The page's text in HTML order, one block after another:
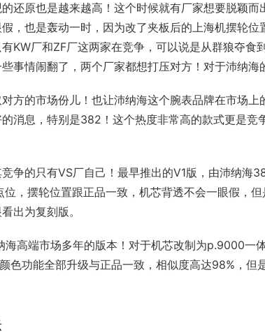
还原也是越来越高！这个时候就有厂家想要脱颖
，也是轰动一时，因为改了夹板后的上海机摆轮位
KW厂和ZF厂这两家在竞争，可以说是从群狼夺食
事情闹翻了，两个厂家都想打压对方！对于沛纳海
方的市场份儿！也让沛纳海这个腕表品牌在市场上
消息，特别是382！这个热度非常高的款式更是竞
争的只有VS厂自己！最早推出的V1版，由沛纳海
，摆轮位置跟正品一致，机芯背透不会一眼假，
出为复刻版。
高端市场多年的版本！对于机芯改制为p.9000一
色功能全部升级与正品一致，相似度高达98%，但